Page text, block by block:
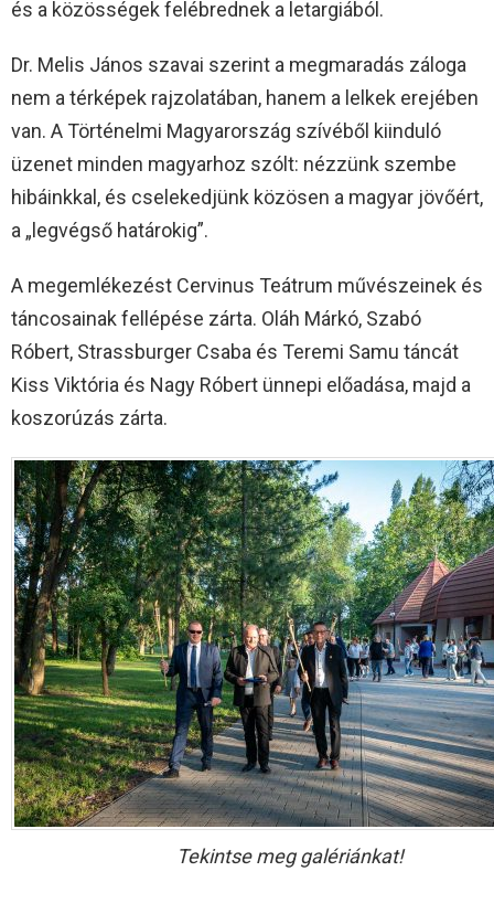
és a közösségek felébrednek a letargiából.
Dr. Melis János szavai szerint a megmaradás záloga
nem a térképek rajzolatában, hanem a lelkek erejében
van. A Történelmi Magyarország szívéből kiinduló
üzenet minden magyarhoz szólt: nézzünk szembe
hibáinkkal, és cselekedjünk közösen a magyar jövőért,
a „legvégső határokig”.
A megemlékezést Cervinus Teátrum művészeinek és
táncosainak fellépése zárta. Oláh Márkó, Szabó
Róbert, Strassburger Csaba és Teremi Samu táncát
Kiss Viktória és Nagy Róbert ünnepi előadása, majd a
koszorúzás zárta.
Tekintse meg galériánkat!